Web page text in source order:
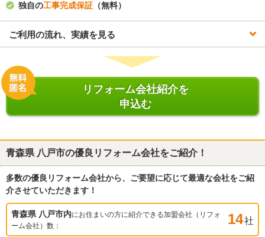
独自の工事完成保証 （無料）
ご利用の流れ、実績を見る
リフォーム会社紹介を
申込む
青森県 八戸市の優良リフォーム会社をご紹介！
多数の優良リフォーム会社から、ご要望に応じて最適な会社をご紹
介させていただきます！
青森県 八戸市内にお住まいの方に紹介できる加盟会社（リフォ
ーム会社）数：
14社